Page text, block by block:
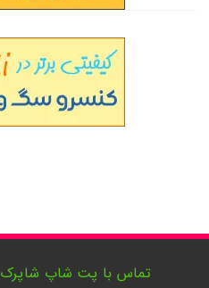
تماس با پت شاپ شاپرک